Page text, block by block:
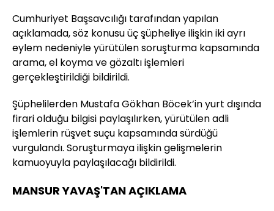
Cumhuriyet Başsavcılığı tarafından yapılan
açıklamada, söz konusu üç şüpheliye ilişkin iki ayrı
eylem nedeniyle yürütülen soruşturma kapsamında
arama, el koyma ve gözaltı işlemleri
gerçekleştirildiği bildirildi.
Şüphelilerden Mustafa Gökhan Böcek’in yurt dışında
firari olduğu bilgisi paylaşılırken, yürütülen adli
işlemlerin rüşvet suçu kapsamında sürdüğü
vurgulandı. Soruşturmaya ilişkin gelişmelerin
kamuoyuyla paylaşılacağı bildirildi.
MANSUR YAVAŞ'TAN AÇIKLAMA